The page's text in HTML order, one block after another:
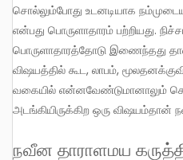
சொல்லும்போது உடனடியாக
என்பது பொருளாதாரம் பற்றியது.
பொருளாதாரத்தோடு இணைந்தது
விஷயத்தில் கூட, லாபம்,
வகையில் என்னவேண்டுமானாலும்
அடங்கியிருக்கிற ஒரு விஷயம்தான்
நவீன தாராளமய